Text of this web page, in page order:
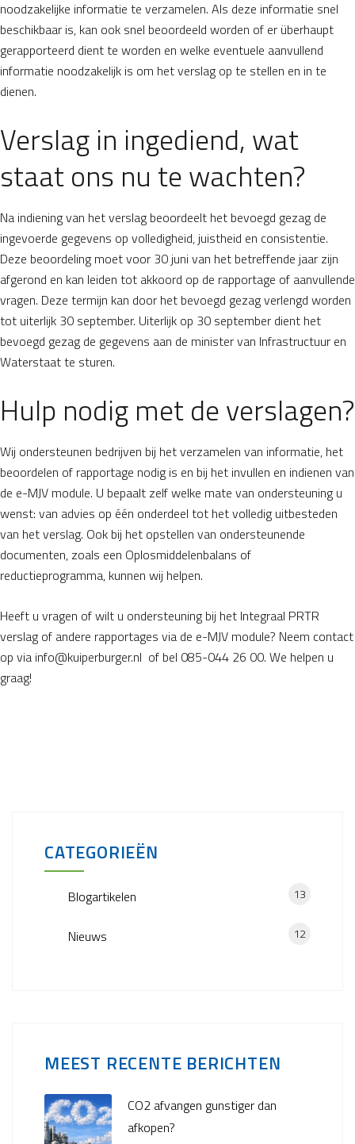
noodzakelijke informatie te verzamelen. Als deze informatie snel
beschikbaar is, kan ook snel beoordeeld worden of er überhaupt
gerapporteerd dient te worden en welke eventuele aanvullend
informatie noodzakelijk is om het verslag op te stellen en in te
dienen.
Verslag in ingediend, wat
staat ons nu te wachten?
Na indiening van het verslag beoordeelt het bevoegd gezag de
ingevoerde gegevens op volledigheid, juistheid en consistentie.
Deze beoordeling moet voor 30 juni van het betreffende jaar zijn
afgerond en kan leiden tot akkoord op de rapportage of aanvullende
vragen. Deze termijn kan door het bevoegd gezag verlengd worden
tot uiterlijk 30 september. Uiterlijk op 30 september dient het
bevoegd gezag de gegevens aan de minister van Infrastructuur en
Waterstaat te sturen.
Hulp nodig met de verslagen?
Wij ondersteunen bedrijven bij het verzamelen van informatie, het
beoordelen of rapportage nodig is en bij het invullen en indienen van
de e-MJV module. U bepaalt zelf welke mate van ondersteuning u
wenst: van advies op één onderdeel tot het volledig uitbesteden
van het verslag. Ook bij het opstellen van ondersteunende
documenten, zoals een Oplosmiddelenbalans of
reductieprogramma, kunnen wij helpen.
Heeft u vragen of wilt u ondersteuning bij het Integraal PRTR
verslag of andere rapportages via de e-MJV module? Neem contact
op via info@kuiperburger.nl of bel 085-044 26 00. We helpen u
graag!
CATEGORIEËN
Blogartikelen 13
Nieuws 12
MEEST RECENTE BERICHTEN
CO2 afvangen gunstiger dan
afkopen?